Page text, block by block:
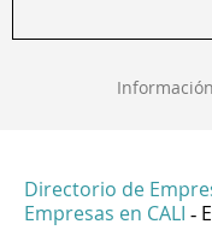
Directorio de
Empresas en CALI -